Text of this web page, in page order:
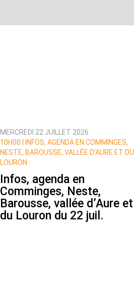
MERCREDI 22 JUILLET 2026
10H00 |
INFOS, AGENDA EN COMMINGES,
NESTE, BAROUSSE, VALLÉE D’AURE ET DU
LOURON
Infos, agenda en
Comminges, Neste,
Barousse, vallée d’Aure et
du Louron du 22 juil.